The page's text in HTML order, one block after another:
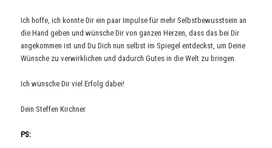
Ich hoffe, ich konnte Dir ein paar Impulse für mehr Selbstbewusstsein an
die Hand geben und wünsche Dir von ganzen Herzen, dass das bei Dir
angekommen ist und Du Dich nun selbst im Spiegel entdeckst, um Deine
Wünsche zu verwirklichen und dadurch Gutes in die Welt zu bringen.
Ich wünsche Dir viel Erfolg dabei!
Dein Steffen Kirchner
PS: